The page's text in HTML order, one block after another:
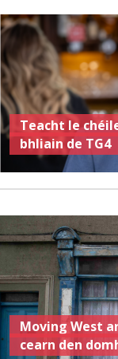
Teacht le
bhliain de TG4
Moving West
cearn den